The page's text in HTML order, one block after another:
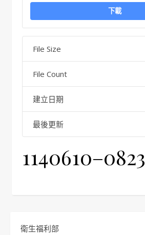
下載
File Size
File Count
建立日期
最後更新
1140610–0823
衛生福利部